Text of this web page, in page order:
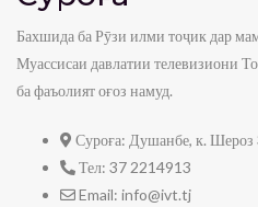
Бахшида ба Рӯзи илми тоҷик дар
Муассисаи давлатии телевизиони
ба фаъолият оғоз намуд.
Суроға: Душанбе, к. Шероз
Тел: 37 2214913
Email: info@ivt.tj